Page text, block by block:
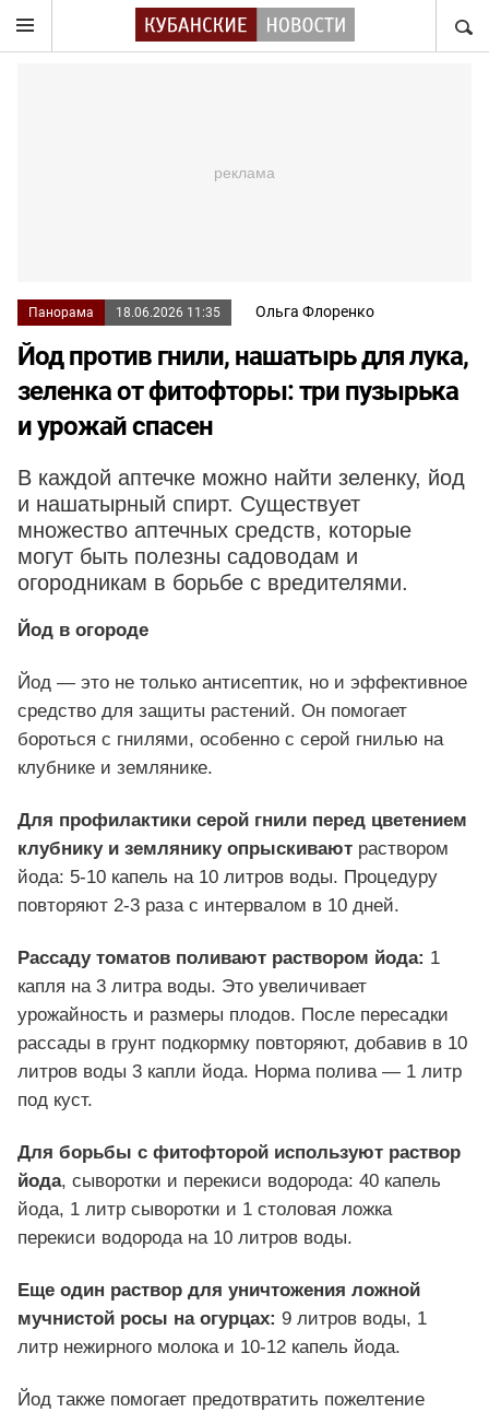
Панорама 18.06.2026 11:35 Ольга Флоренко
Йод против гнили, нашатырь для лука,
зеленка от фитофторы: три пузырька
и урожай спасен
В каждой аптечке можно найти зеленку, йод
и нашатырный спирт. Существует
множество аптечных средств, которые
могут быть полезны садоводам и
огородникам в борьбе с вредителями.
Йод в огороде
Йод — это не только антисептик, но и эффективное
средство для защиты растений. Он помогает
бороться с гнилями, особенно с серой гнилью на
клубнике и землянике.
Для профилактики серой гнили перед цветением
клубнику и землянику опрыскивают раствором
йода: 5-10 капель на 10 литров воды. Процедуру
повторяют 2-3 раза с интервалом в 10 дней.
Рассаду томатов поливают раствором йода: 1
капля на 3 литра воды. Это увеличивает
урожайность и размеры плодов. После пересадки
рассады в грунт подкормку повторяют, добавив в 10
литров воды 3 капли йода. Норма полива — 1 литр
под куст.
Для борьбы с фитофторой используют раствор
йода, сыворотки и перекиси водорода: 40 капель
йода, 1 литр сыворотки и 1 столовая ложка
перекиси водорода на 10 литров воды.
Еще один раствор для уничтожения ложной
мучнистой росы на огурцах: 9 литров воды, 1
литр нежирного молока и 10-12 капель йода.
Йод также помогает предотвратить пожелтение